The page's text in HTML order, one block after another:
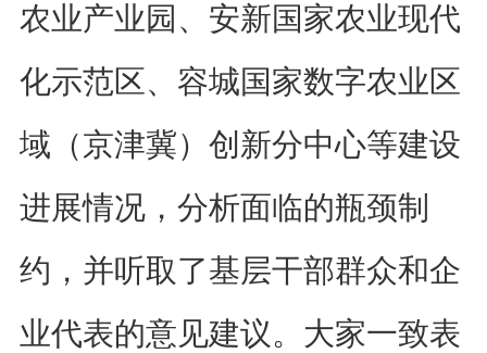
农业产业园 、 安新国家农业现代
化示范区 、 容城国家数字农业区
域（京津冀）创新分中心等建设
进展情况，分析面临的瓶颈制
约，并听取了基层干部群众和企
业代表的意见建议。 大家一致表